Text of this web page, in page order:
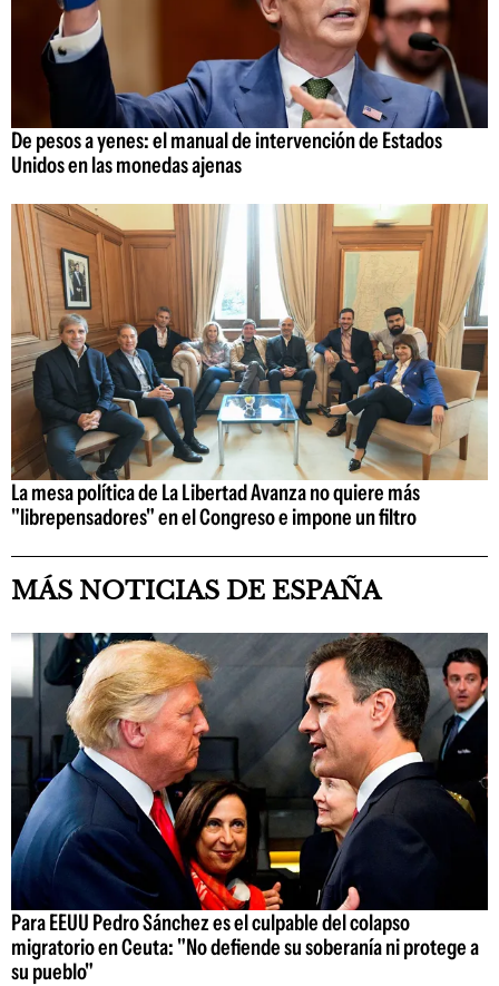
De pesos a yenes: el manual de intervención de Estados
Unidos en las monedas ajenas
La mesa política de La Libertad Avanza no quiere más
"librepensadores" en el Congreso e impone un filtro
MÁS NOTICIAS DE ESPAÑA
Para EEUU Pedro Sánchez es el culpable del colapso
migratorio en Ceuta: "No defiende su soberanía ni protege a
su pueblo"